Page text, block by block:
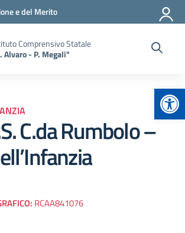
e del Merito
Comprensivo Statale
Alvaro - P. Megali"
C.da Rumbolo –
RCAA841076